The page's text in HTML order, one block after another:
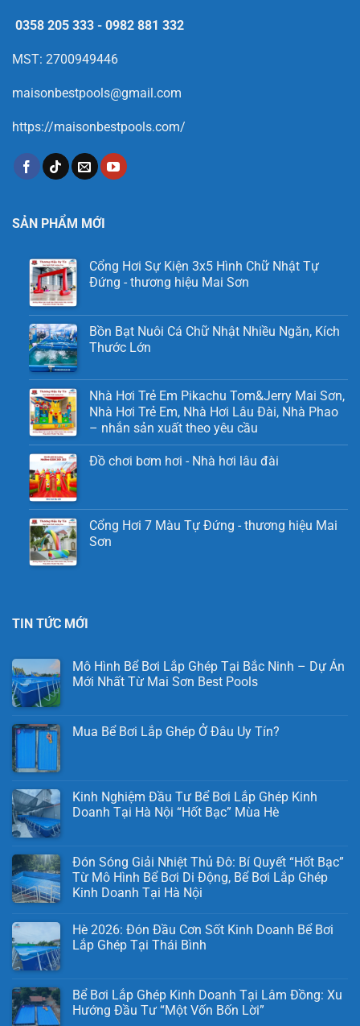
0358 205 333 - 0982 881 332
MST: 2700949446
maisonbestpools@gmail.com
https://maisonbestpools.com/
SẢN PHẨM MỚI
Cổng Hơi Sự Kiện 3x5 Hình Chữ Nhật Tự
Đứng - thương hiệu Mai Sơn
Bồn Bạt Nuôi Cá Chữ Nhật Nhiều Ngăn, Kích
Thước Lớn
Nhà Hơi Trẻ Em Pikachu Tom&Jerry Mai Sơn,
Nhà Hơi Trẻ Em, Nhà Hơi Lâu Đài, Nhà Phao
– nhắn sản xuất theo yêu cầu
Đồ chơi bơm hơi - Nhà hơi lâu đài
Cổng Hơi 7 Màu Tự Đứng - thương hiệu Mai
Sơn
TIN TỨC MỚI
Mô Hình Bể Bơi Lắp Ghép Tại Bắc Ninh – Dự Án
Mới Nhất Từ Mai Sơn Best Pools
Mua Bể Bơi Lắp Ghép Ở Đâu Uy Tín?
Kinh Nghiệm Đầu Tư Bể Bơi Lắp Ghép Kinh
Doanh Tại Hà Nội “Hốt Bạc” Mùa Hè
Đón Sóng Giải Nhiệt Thủ Đô: Bí Quyết “Hốt Bạc”
Từ Mô Hình Bể Bơi Di Động, Bể Bơi Lắp Ghép
Kinh Doanh Tại Hà Nội
Hè 2026: Đón Đầu Cơn Sốt Kinh Doanh Bể Bơi
Lắp Ghép Tại Thái Bình
Bể Bơi Lắp Ghép Kinh Doanh Tại Lâm Đồng: Xu
Hướng Đầu Tư “Một Vốn Bốn Lời”